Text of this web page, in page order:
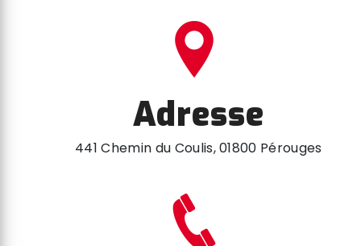
Adresse
441 Chemin du Coulis, 01800 Pérouges